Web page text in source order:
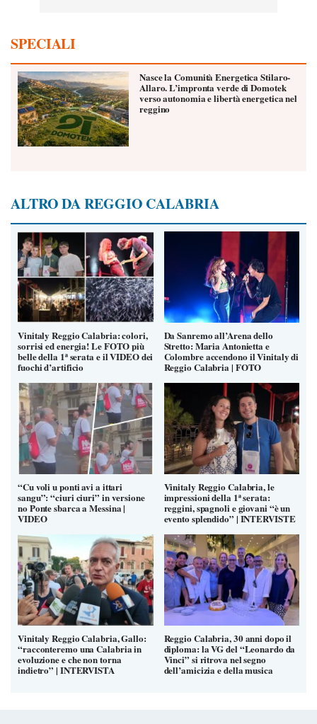
SPECIALI
Nasce la Comunità Energetica Stilaro-
Allaro. L’impronta verde di Domotek
verso autonomia e libertà energetica nel
reggino
ALTRO DA REGGIO CALABRIA
Vinitaly Reggio Calabria: colori,
sorrisi ed energia! Le FOTO più
belle della 1ª serata e il VIDEO dei
fuochi d’artificio
Da Sanremo all’Arena dello
Stretto: Maria Antonietta e
Colombre accendono il Vinitaly di
Reggio Calabria | FOTO
“Cu voli u ponti avi a ittari
sangu”: “ciuri ciuri” in versione
no Ponte sbarca a Messina |
VIDEO
Vinitaly Reggio Calabria, le
impressioni della 1ª serata:
reggini, spagnoli e giovani “è un
evento splendido” | INTERVISTE
Vinitaly Reggio Calabria, Gallo:
“racconteremo una Calabria in
evoluzione e che non torna
indietro” | INTERVISTA
Reggio Calabria, 30 anni dopo il
diploma: la VG del “Leonardo da
Vinci” si ritrova nel segno
dell’amicizia e della musica